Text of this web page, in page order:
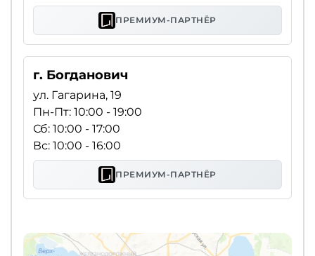
ПРЕМИУМ-ПАРТНЁР
г. Богданович
ул. Гагарина, 19
Пн-Пт: 10:00 - 19:00
Сб: 10:00 - 17:00
Вс: 10:00 - 16:00
ПРЕМИУМ-ПАРТНЁР